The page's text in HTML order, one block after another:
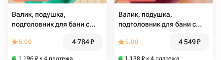
Валик, подушка,
подголовник для бани с
см, зеленый
5.00 4 784₽
1 196 ₽ × 4 платежа
Валик, подушка,
подголовник для бани с
см, бордовый
5.00 4 549₽
1 138 ₽ × 4 платежа